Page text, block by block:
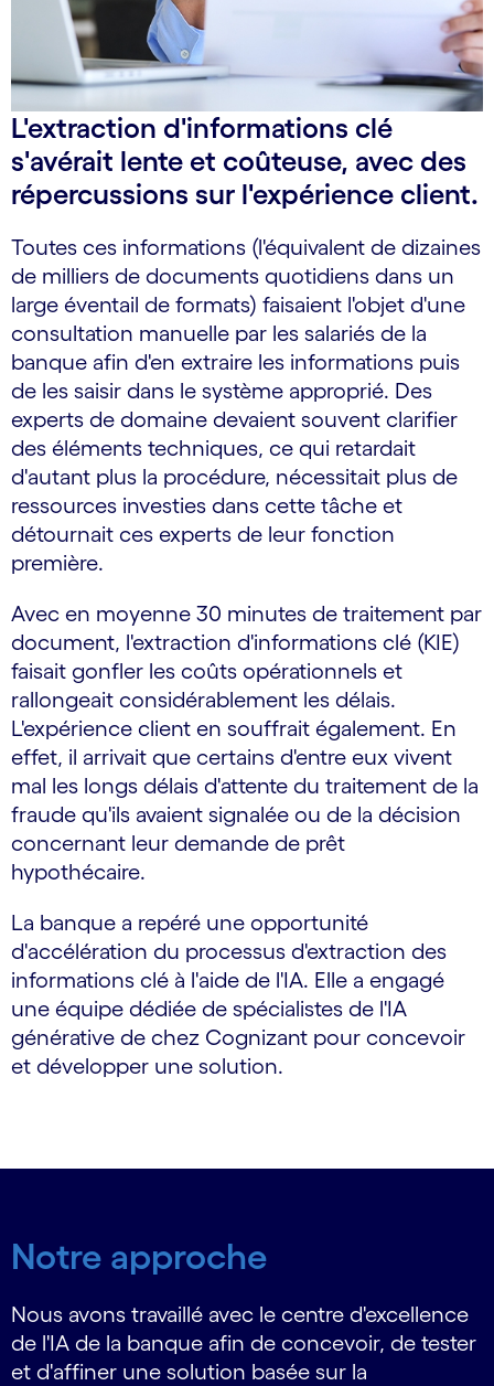
L'extraction d'informations clé
s'avérait lente et coûteuse, avec des
répercussions sur l'expérience client.
Toutes ces informations (l'équivalent de dizaines
de milliers de documents quotidiens dans un
large éventail de formats) faisaient l'objet d'une
consultation manuelle par les salariés de la
banque afin d'en extraire les informations puis
de les saisir dans le système approprié. Des
experts de domaine devaient souvent clarifier
des éléments techniques, ce qui retardait
d'autant plus la procédure, nécessitait plus de
ressources investies dans cette tâche et
détournait ces experts de leur fonction
première.
Avec en moyenne 30 minutes de traitement par
document, l'extraction d'informations clé (KIE)
faisait gonfler les coûts opérationnels et
rallongeait considérablement les délais.
L'expérience client en souffrait également. En
effet, il arrivait que certains d'entre eux vivent
mal les longs délais d'attente du traitement de la
fraude qu'ils avaient signalée ou de la décision
concernant leur demande de prêt
hypothécaire.
La banque a repéré une opportunité
d'accélération du processus d'extraction des
informations clé à l'aide de l'IA. Elle a engagé
une équipe dédiée de spécialistes de l'IA
générative de chez Cognizant pour concevoir
et développer une solution.
Notre approche
Nous avons travaillé avec le centre d'excellence
de l'IA de la banque afin de concevoir, de tester
et d'affiner une solution basée sur la